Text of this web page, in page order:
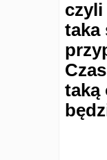
czyli
taka
taką